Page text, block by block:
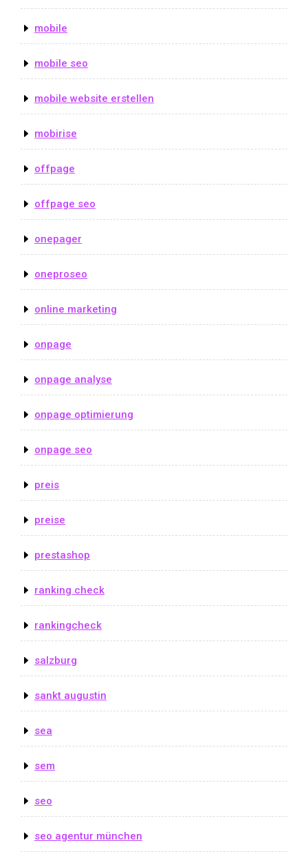
mobile
mobile seo
mobile website erstellen
mobirise
offpage
offpage seo
onepager
oneproseo
online marketing
onpage
onpage analyse
onpage optimierung
onpage seo
preis
preise
prestashop
ranking check
rankingcheck
salzburg
sankt augustin
sea
sem
seo
seo agentur münchen